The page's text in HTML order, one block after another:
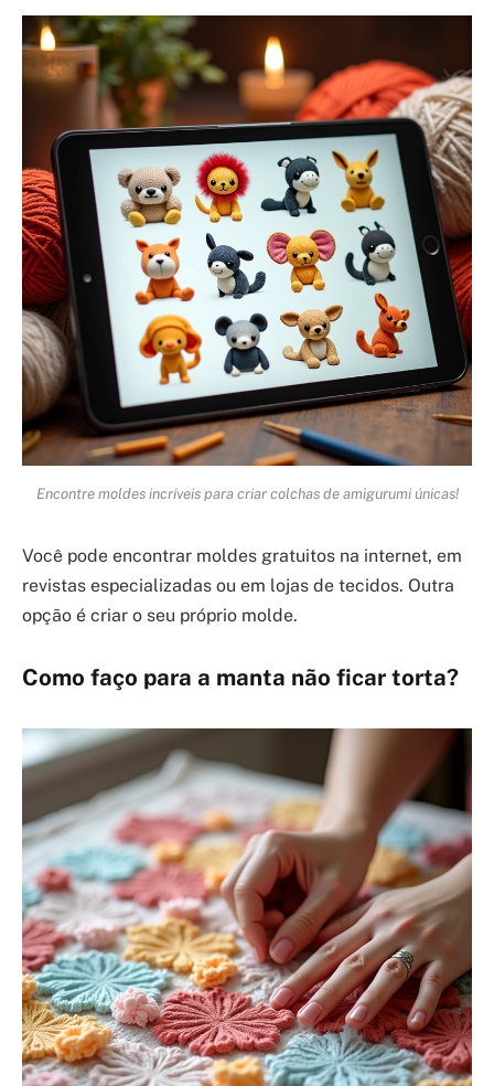
Encontre moldes incríveis para criar colchas de amigurumi únicas!
Você pode encontrar moldes gratuitos na internet, em
revistas especializadas ou em lojas de tecidos. Outra
opção é criar o seu próprio molde.
Como faço para a manta não ficar torta?